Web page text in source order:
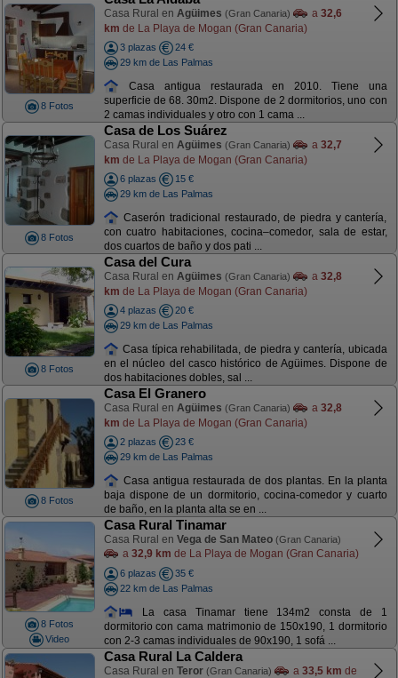
8 Fotos
Casa Rural en Agüimes (Gran Canaria) a 32,6
km de La Playa de Mogan (Gran Canaria)
3 plazas
24 €
29 km de Las Palmas
Casa antigua restaurada en 2010. Tiene una
superficie de 68. 30m2. Dispone de 2 dormitorios, uno con
2 camas individuales y otro con 1 cama ...
8 Fotos
Casa de Los Suárez
Casa Rural en Agüimes (Gran Canaria) a 32,7
km de La Playa de Mogan (Gran Canaria)
6 plazas
15 €
29 km de Las Palmas
Caserón tradicional restaurado, de piedra y cantería,
con cuatro habitaciones, cocina–comedor, sala de estar,
dos cuartos de baño y dos pati ...
8 Fotos
Casa del Cura
Casa Rural en Agüimes (Gran Canaria) a 32,8
km de La Playa de Mogan (Gran Canaria)
4 plazas
20 €
29 km de Las Palmas
Casa típica rehabilitada, de piedra y cantería, ubicada
en el núcleo del casco histórico de Agüimes. Dispone de
dos habitaciones dobles, sal ...
8 Fotos
Casa El Granero
Casa Rural en Agüimes (Gran Canaria) a 32,8
km de La Playa de Mogan (Gran Canaria)
2 plazas
23 €
29 km de Las Palmas
Casa antigua restaurada de dos plantas. En la planta
baja dispone de un dormitorio, cocina-comedor y cuarto
de baño, en la planta alta se en ...
8 Fotos
Video
Casa Rural Tinamar
Casa Rural en Vega de San Mateo (Gran Canaria)
a 32,9 km de La Playa de Mogan (Gran Canaria)
6 plazas
35 €
22 km de Las Palmas
La casa Tinamar tiene 134m2 consta de 1
dormitorio con cama matrimonio de 150x190, 1 dormitorio
con 2-3 camas individuales de 90x190, 1 sofá ...
Casa Rural La Caldera
Casa Rural en Teror (Gran Canaria) a 33,5 km de